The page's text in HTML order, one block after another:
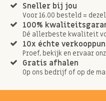
Sneller bij jou
Voor 16.00 besteld =
100%
Dé allerbeste kwaliteit
10x échte
Proef, bekijk en ervaar
Gratis afhalen
Op ons bedrijf of op de